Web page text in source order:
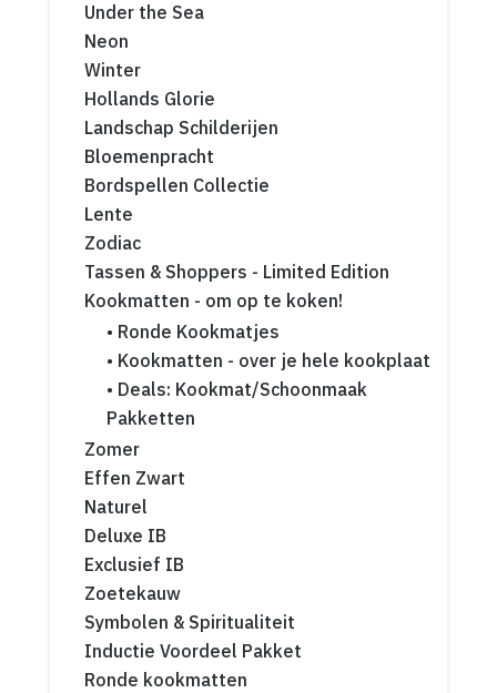
Under the Sea
Neon
Winter
Hollands Glorie
Landschap Schilderijen
Bloemenpracht
Bordspellen Collectie
Lente
Zodiac
Tassen & Shoppers - Limited Edition
Kookmatten - om op te koken!
• Ronde Kookmatjes
• Kookmatten - over je hele kookplaat
• Deals: Kookmat/Schoonmaak
Pakketten
Zomer
Effen Zwart
Naturel
Deluxe IB
Exclusief IB
Zoetekauw
Symbolen & Spiritualiteit
Inductie Voordeel Pakket
Ronde kookmatten